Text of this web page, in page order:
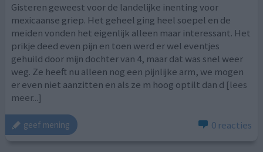
Gisteren geweest voor de landelijke inenting voor
mexicaanse griep. Het geheel ging heel soepel en de
meiden vonden het eigenlijk alleen maar interessant. Het
prikje deed even pijn en toen werd er wel eventjes
gehuild door mijn dochter van 4, maar dat was snel weer
weg. Ze heeft nu alleen nog een pijnlijke arm, we mogen
er even niet aanzitten en als ze m hoog optilt dan d [lees
meer...]
geef mening 0 reacties